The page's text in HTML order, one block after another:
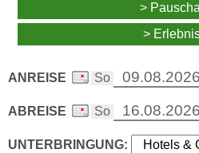
>
>
ANREISE
ABREISE
UNTERBRINGUNG: